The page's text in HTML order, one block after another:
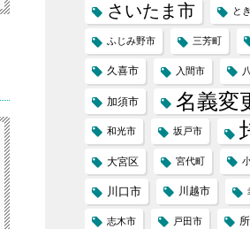
さいたま市 と
ふじみ野市 三芳町
久喜市 入間市
加須市 名義変
和光市 坂戸市
大宮区 宮代町
川口市 川越市
志木市 戸田市